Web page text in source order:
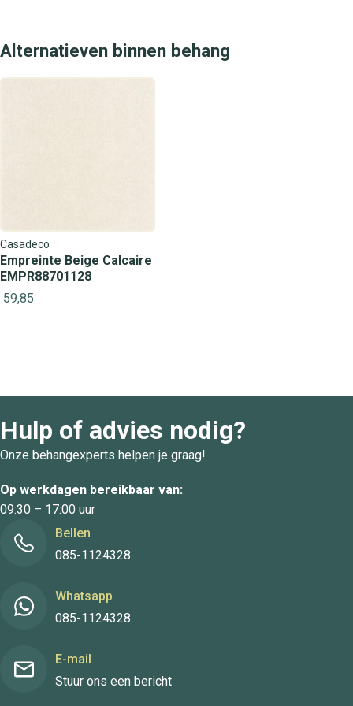
Alternatieven binnen behang
Casadeco
Empreinte Beige Calcaire
EMPR88701128
59,85
Hulp of advies nodig?
Onze behangexperts helpen je graag!
Op werkdagen bereikbaar van:
09:30 – 17:00 uur
Bellen
085-1124328
Whatsapp
085-1124328
E-mail
Stuur ons een bericht